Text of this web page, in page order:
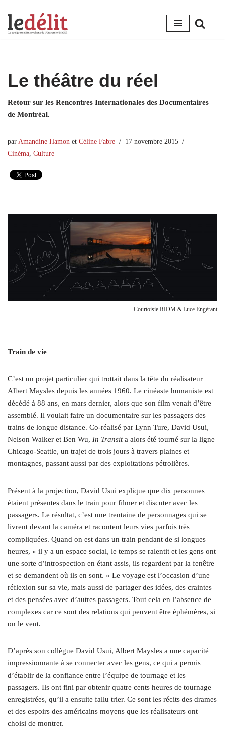
Aller
Le théâtre du réel
Retour sur les Rencontres Internationales des Documentaires
de Montréal.
par Amandine Hamon et Céline Fabre
17 novembre 2015
Cinéma Culture
Courtoisie RIDM & Luce Engérant
Train de vie
C’est un projet particulier qui trottait dans la tête du réalisateur
Albert Maysles depuis les années 1960. Le cinéaste humaniste est
décédé à 88 ans, en mars dernier, alors que son film venait d’être
assemblé. Il voulait faire un documentaire sur les passagers des
trains de longue distance. Co-réalisé par Lynn Ture, David Usui,
Nelson Walker et Ben Wu, In Transita alors été tourné sur la ligne
Chicago-Seattle, un trajet de trois jours à travers plaines et
montagnes, passant aussi par des exploitations pétrolières.
Présent à la projection, David Usui explique que dix personnes
étaient présentes dans le train pour filmer et discuter avec les
passagers. Le résultat, c’est une trentaine de personnages qui se
livrent devant la caméra et racontent leurs vies parfois très
compliquées. Quand on est dans un train pendant de si longues
heures, « il y a un espace social, le temps se ralentit et les gens ont
une sorte d’introspection en étant assis, ils regardent par la fenêtre
et se demandent où ils en sont. » Le voyage est l’occasion d’une
réflexion sur sa vie, mais aussi de partager des idées, des craintes
et des pensées avec d’autres passagers. Tout cela en l’absence de
complexes car ce sont des relations qui peuvent être éphémères, si
on le veut.
D’après son collègue David Usui, Albert Maysles a une capacité
impressionnante à se connecter avec les gens, ce qui a permis
d’établir de la confiance entre l’équipe de tournage et les
passagers. Ils ont fini par obtenir quatre cents heures de tournage
enregistrées, qu’il a ensuite fallu trier. Ce sont les récits des drames
et des espoirs des américains moyens que les réalisateurs ont
choisi de montrer.